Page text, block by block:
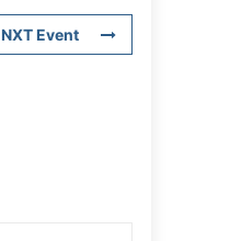
NXT Event